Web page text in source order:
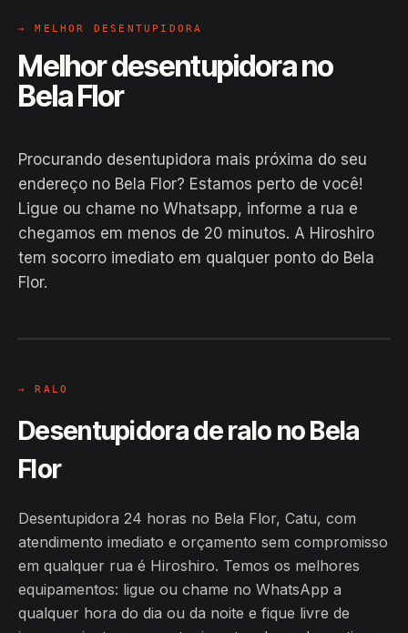
→ MELHOR DESENTUPIDORA
Melhor desentupidora no
Bela Flor
Procurando desentupidora mais próxima do seu
endereço no Bela Flor? Estamos perto de você!
Ligue ou chame no Whatsapp, informe a rua e
chegamos em menos de 20 minutos. A Hiroshiro
tem socorro imediato em qualquer ponto do Bela
Flor.EM CAMPO
→ RALO
Desentupidora de ralo no Bela
Flor
Desentupidora 24 horas no Bela Flor, Catu, com
atendimento imediato e orçamento sem compromisso
em qualquer rua é Hiroshiro. Temos os melhores
equipamentos: ligue ou chame no WhatsApp a
qualquer hora do dia ou da noite e fique livre de